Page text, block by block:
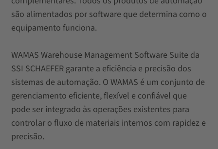
são alimentados por software que determina como o
equipamento funciona.
WAMAS Warehouse Management Software Suite da
SSI SCHAEFER garante a eficiência e precisão dos
sistemas de automação. O WAMAS é um conjunto de
gerenciamento eficiente, flexível e confiável que
pode ser integrado às operações existentes para
controlar o fluxo de materiais internos com rapidez e
precisão.